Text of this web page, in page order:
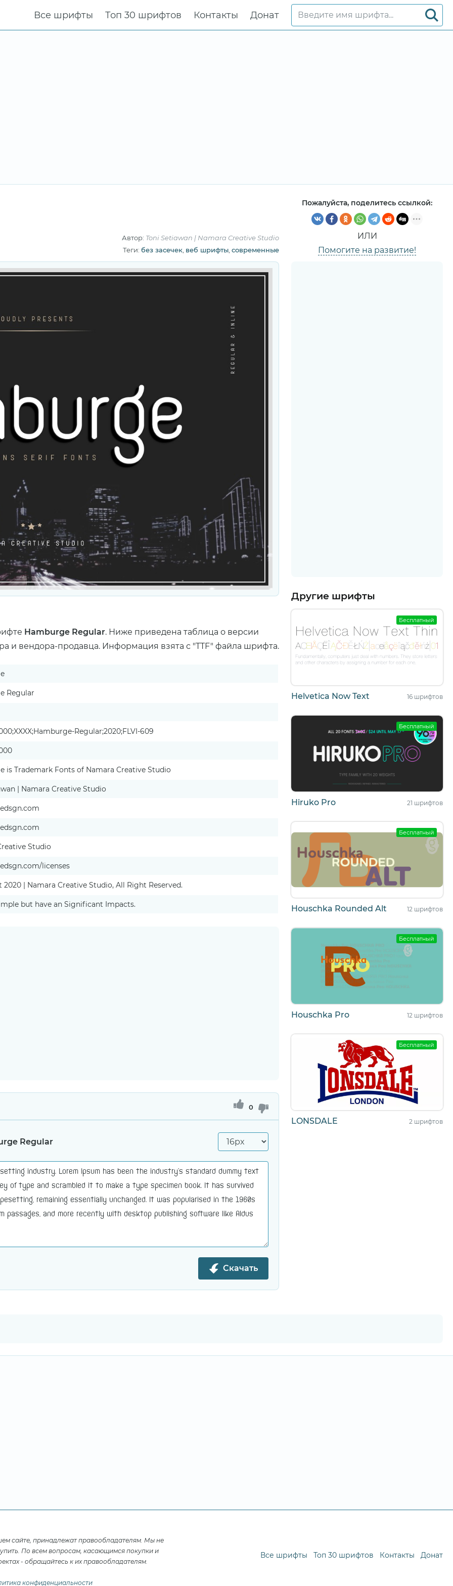
Все шрифты Топ 30 шрифтов Контакты Донат
Автор: Toni Setiawan | Namara Creative Studio
Теги: без засечек веб шрифты современные
Пожалуйста, поделитесь ссылкой:
ИЛИ
Помогите на развитие!
Hamburge Regular. Ниже приведена таблица о версии
и вендора-продавца. Информация взята с "TTF" файла шрифта.
Regular
Regular;2020;FLVI-609
is Trademark Fonts of Namara Creative Studio
| Namara Creative Studio
Studio
licenses
| Namara Creative Studio, All Right Reserved.
but have an Significant Impacts.
0
Regular
Скачать
Другие шрифты
Бесплатный
Helvetica Now Text 16 шрифтов
Бесплатный
Hiruko Pro 21 шрифтов
Бесплатный
Houschka Rounded Alt 12 шрифтов
Бесплатный
Houschka Pro 12 шрифтов
Бесплатный
LONSDALE 2 шрифтов
сайте, принадлежат правообладателям. Мы не
По всем вопросам, касающимся покупки и
- обращайтесь к их правообладателям.
конфиденциальности
Все шрифты Топ 30 шрифтов Контакты Донат